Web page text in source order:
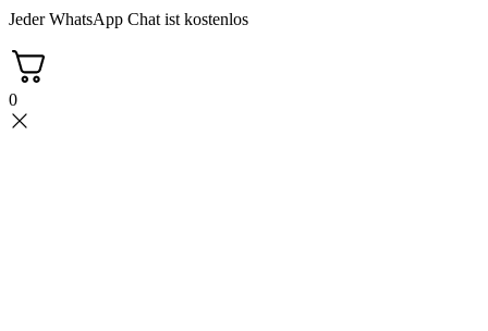
Jeder WhatsApp Chat ist kostenlos
0